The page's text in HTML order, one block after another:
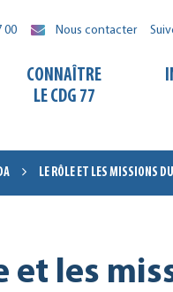
00 Nous contacter
CONNAÎTRE
LE CDG 77
LE RÔLE ET LES MISSIONS
et les